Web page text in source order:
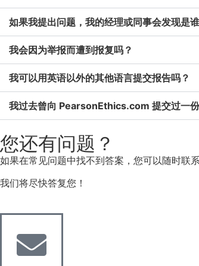
如果我提出问题，我的经理或同事会发现是
我会因为举报而遭到报复吗？
我可以用英语以外的其他语言提交报告吗？
我过去曾向 PearsonEthics.com 提交过一
您还有问题？
如果在常见问题中找不到答案，您可以随时联系
我们将尽快答复您！